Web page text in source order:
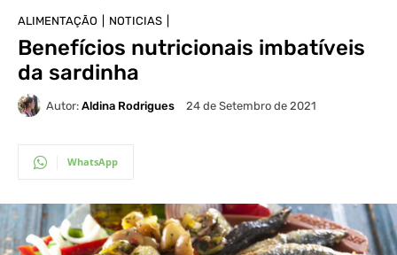
ALIMENTAÇÃO NOTICIAS
Benefícios nutricionais imbatíveis
da sardinha
Autor: Aldina Rodrigues 24 de Setembro de 2021
WhatsApp